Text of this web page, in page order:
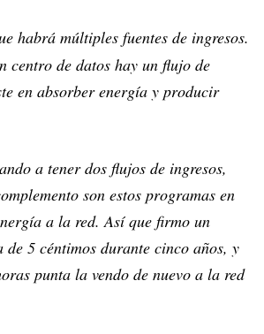
habrá múltiples fuentes de ingresos.
centro de datos hay un flujo de
en absorber energía y producir
a tener dos flujos de ingresos,
son estos programas en
a la red. Así que firmo un
5 céntimos durante cinco años, y
punta la vendo de nuevo a la red